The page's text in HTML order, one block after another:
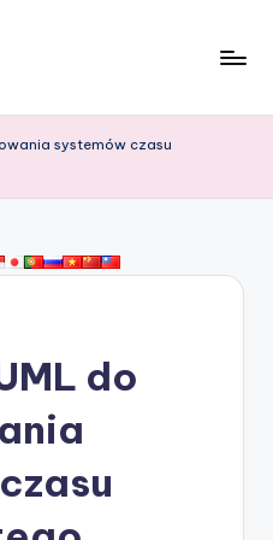
systemów czasu
do